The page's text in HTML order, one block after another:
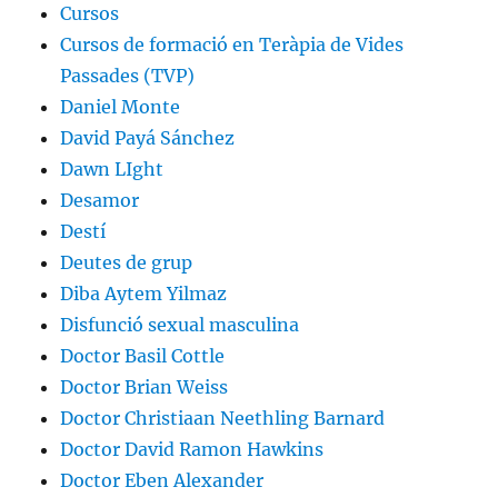
Cursos
Cursos de formació en Teràpia de Vides
Passades (TVP)
Daniel Monte
David Payá Sánchez
Dawn LIght
Desamor
Destí
Deutes de grup
Diba Aytem Yilmaz
Disfunció sexual masculina
Doctor Basil Cottle
Doctor Brian Weiss
Doctor Christiaan Neethling Barnard
Doctor David Ramon Hawkins
Doctor Eben Alexander